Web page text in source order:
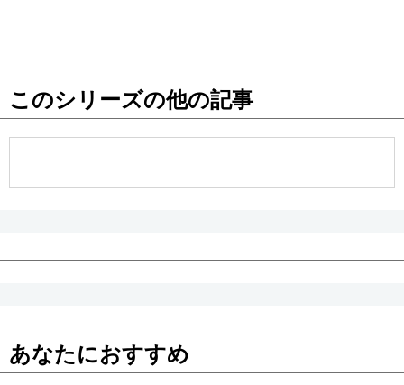
このシリーズの他の記事
あなたにおすすめ